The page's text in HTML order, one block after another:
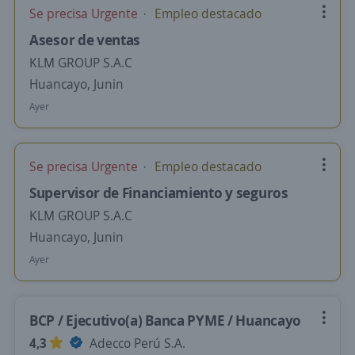
Se precisa Urgente Empleo destacado
Asesor de ventas
KLM GROUP S.A.C
Huancayo, Junin
Ayer
Se precisa Urgente Empleo destacado
Supervisor de Financiamiento y seguros
KLM GROUP S.A.C
Huancayo, Junin
Ayer
BCP / Ejecutivo(a) Banca PYME / Huancayo
4,3
Adecco Perú S.A.